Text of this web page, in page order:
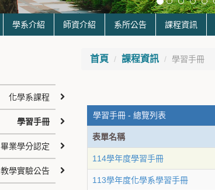
學系介紹 師資介紹 系所公告 課程資訊
首頁 課程資訊 學習手冊
學習手冊 - 總覽列表
表單名稱
114學年度學習手冊
113學年度化學系學習手冊
化學系課程
學習手冊
畢業學分認定
教學實驗公告